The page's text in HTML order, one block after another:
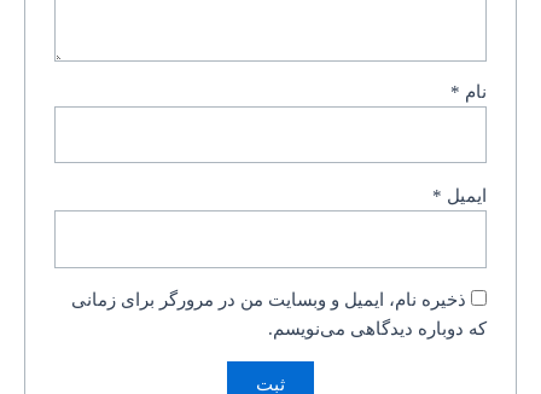
نام *
ایمیل *
ذخیره نام، ایمیل و وبسایت من در مرورگر برای زمانی
که دوباره دیدگاهی می‌نویسم.